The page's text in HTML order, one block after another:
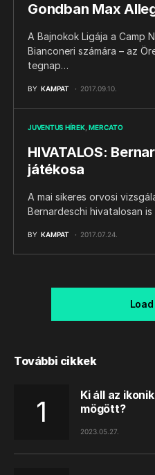
Gondban Max
A Bajnokok Ligája a Camp
Bianconeri számára – az
tegnap…
BY KAMPAT 2017.09.10.
JUVENTUS HÍREK MERCATO
HIVATALOS:
játékosa
A mai sikeres orvosi
Bernardeschi hivatalosan
BY KAMPAT 2017.07.24.
További cikkek
Ki áll az
mögött?
2023.05.27.